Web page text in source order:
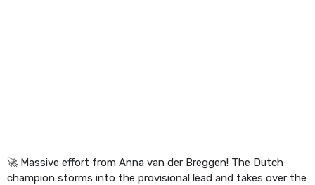
🚀 Massive effort from Anna van der Breggen! The Dutch
champion storms into the provisional lead and takes over the